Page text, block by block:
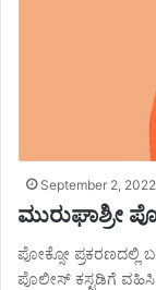
September 2, 2022
ಮುರುಘಾಶ್ರೀ
ಪೋಕ್ಸೋ ಪ್ರಕರಣದಲ್ಲಿ
ಪೊಲೀಸ್ ಕಸ್ಟಡಿಗೆ